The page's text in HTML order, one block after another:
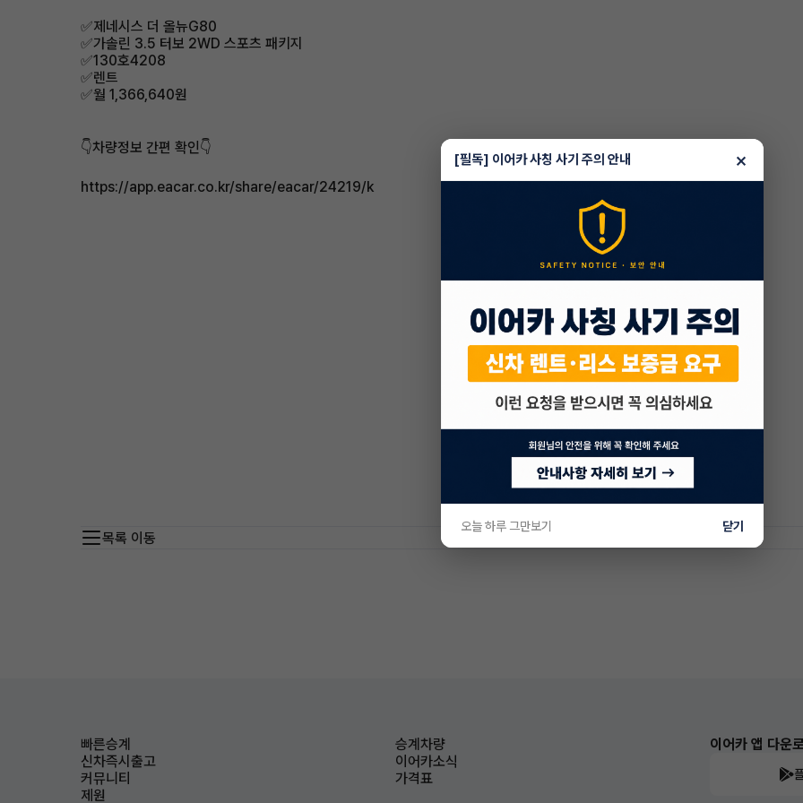
✅제네시스 더 올뉴G80
✅가솔린 3.5 터보 2WD 스포츠 패키지
✅130호4208
✅렌트
✅월 1,366,640원
👇차량정보 간편 확인👇
https://app.eacar.co.kr/share/eacar/24219/k
목록 이동
빠른승계
승계차량
신차즉시출고
이어카소식
커뮤니티
가격표
제원
이어카 앱 다운
[필독] 이어카 사칭 사기 주의 안내 ×
오늘 하루 그만보기 닫기